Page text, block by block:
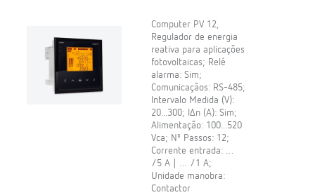
Computer PV 12,
Regulador de energia
reativa para aplicações
fotovoltaicas; Relé
alarma: Sim;
Comunicaçãos: RS-485;
Intervalo Medida (V):
20...300; IΔn (A): Sim;
Alimentação: 100...520
Vca; Nº Passos: 12;
Corrente entrada: …
/5 A | … /1 A;
Unidade manobra:
Contactor